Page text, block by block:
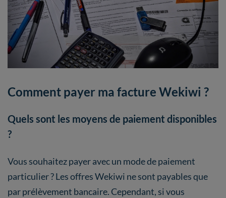
Comment payer ma facture Wekiwi ?
Quels sont les moyens de paiement disponibles
?
Vous souhaitez payer avec un mode de paiement
particulier ? Les offres Wekiwi ne sont payables que
par prélèvement bancaire. Cependant, si vous